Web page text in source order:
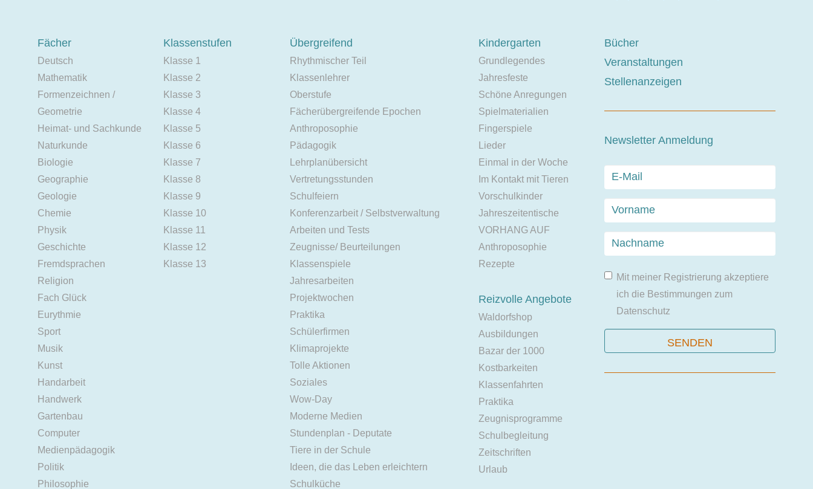
Fächer
Deutsch
Mathematik
Formenzeichnen /
Geometrie
Heimat- und Sachkunde
Naturkunde
Biologie
Geographie
Geologie
Chemie
Physik
Geschichte
Fremdsprachen
Religion
Fach Glück
Eurythmie
Sport
Musik
Kunst
Handarbeit
Handwerk
Gartenbau
Computer
Medienpädagogik
Politik
Philosophie
Klassenstufen
Klasse 1
Klasse 2
Klasse 3
Klasse 4
Klasse 5
Klasse 6
Klasse 7
Klasse 8
Klasse 9
Klasse 10
Klasse 11
Klasse 12
Klasse 13
Übergreifend
Rhythmischer Teil
Klassenlehrer
Oberstufe
Fächerübergreifende Epochen
Anthroposophie
Pädagogik
Lehrplanübersicht
Vertretungsstunden
Schulfeiern
Konferenzarbeit / Selbstverwaltung
Arbeiten und Tests
Zeugnisse/ Beurteilungen
Klassenspiele
Jahresarbeiten
Projektwochen
Praktika
Schülerfirmen
Klimaprojekte
Tolle Aktionen
Soziales
Wow-Day
Moderne Medien
Stundenplan - Deputate
Tiere in der Schule
Ideen, die das Leben erleichtern
Schulküche
Kindergarten
Grundlegendes
Jahresfeste
Schöne Anregungen
Spielmaterialien
Fingerspiele
Lieder
Einmal in der Woche
Im Kontakt mit Tieren
Vorschulkinder
Jahreszeitentische
VORHANG AUF
Anthroposophie
Rezepte
Reizvolle Angebote
Waldorfshop
Ausbildungen
Bazar der 1000
Kostbarkeiten
Klassenfahrten
Praktika
Zeugnisprogramme
Schulbegleitung
Zeitschriften
Urlaub
Bücher
Veranstaltungen
Stellenanzeigen
Newsletter Anmeldung
Mit meiner Registrierung akzeptiere
ich die Bestimmungen zum
Datenschutz